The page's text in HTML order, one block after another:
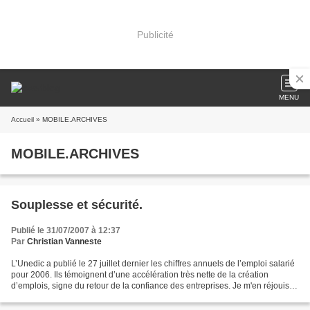
Publicité
MENU
Accueil » MOBILE.ARCHIVES
MOBILE.ARCHIVES
Souplesse et sécurité.
Publié le 31/07/2007 à 12:37
Par Christian Vanneste
L’Unedic a publié le 27 juillet dernier les chiffres annuels de l’emploi salarié
pour 2006. Ils témoignent d’une accélération très nette de la création
d’emplois, signe du retour de la confiance des entreprises. Je m'en réjouis